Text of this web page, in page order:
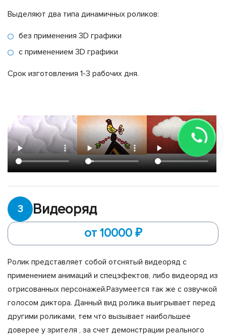
Выделяют два типа динамичных роликов:
без применения 3D графики
с применением 3D графики
Срок изготовления 1-3 рабочих дня.
3 Видеоряд
от 10000 ₽
Ролик представляет собой отснятый видеоряд с
применением анимаций и спецэфектов, либо видеоряд из
отрисованных персонажей.Разумеется так же с озвучкой
голосом диктора. Данный вид ролика выигрывает перед
другими роликами, тем что вызывает наибольшее
доверее у зрителя , за счет демонстрации реального